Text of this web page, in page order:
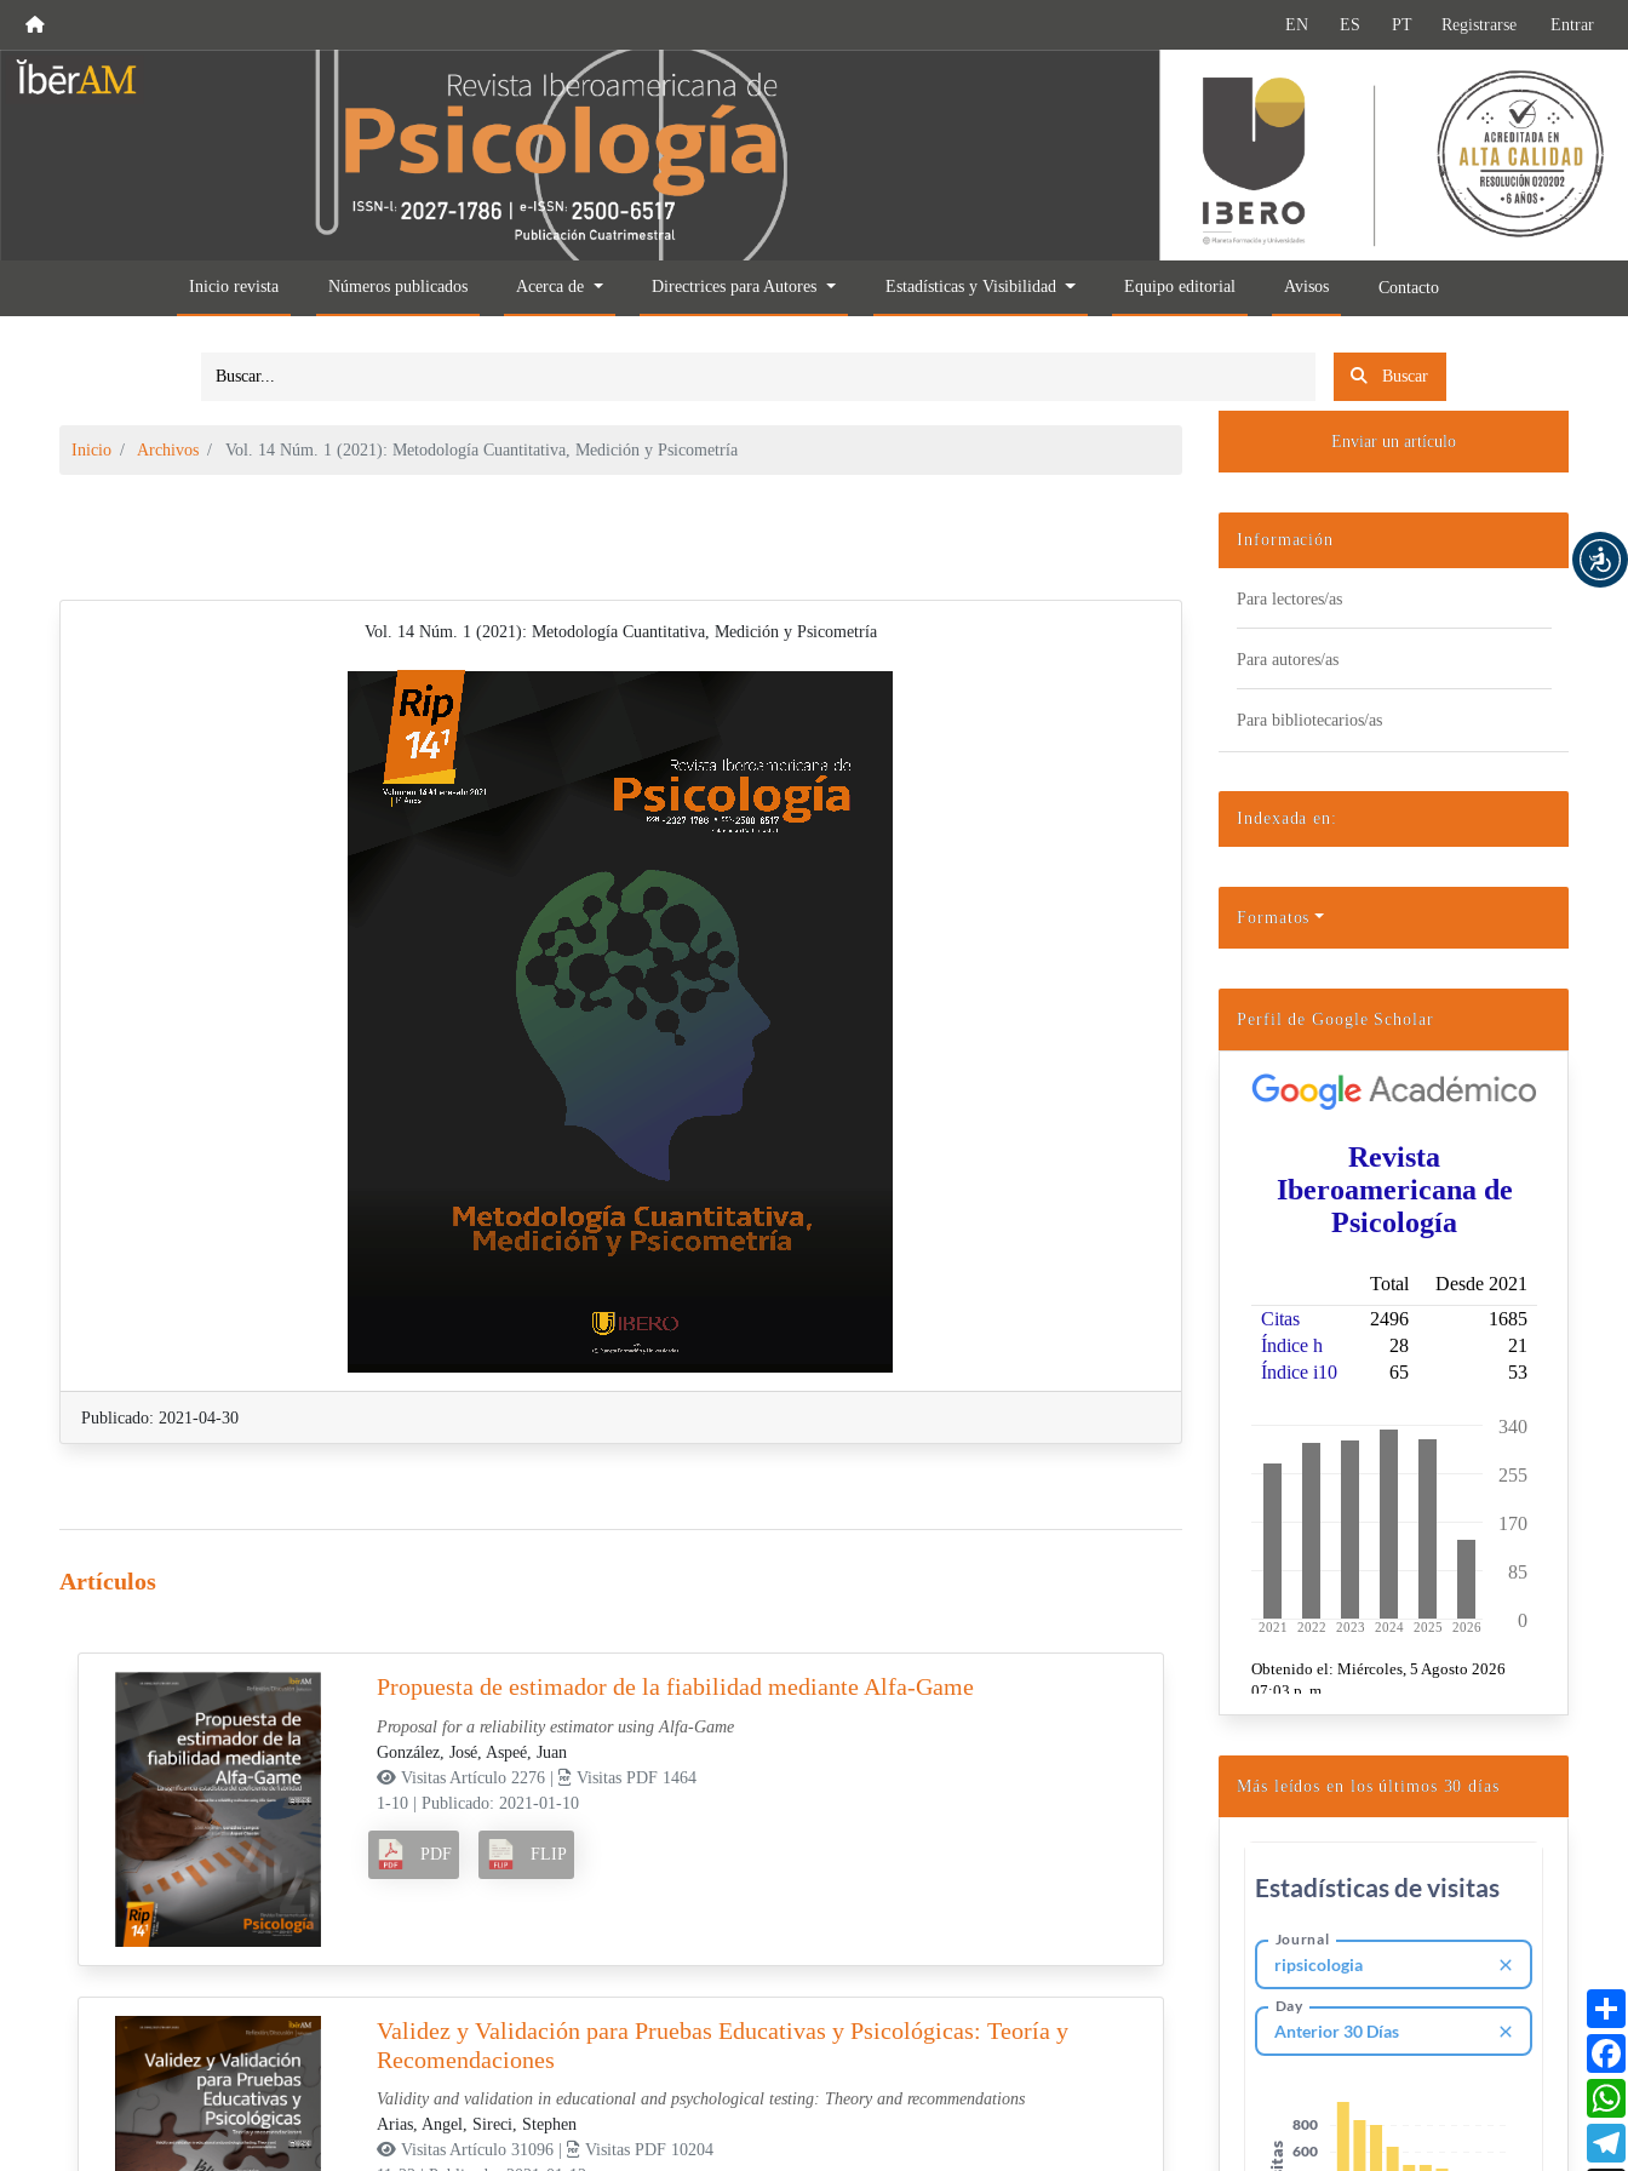
EN ES PT Registrarse Entrar
Inicio revista Números publicados Acerca de Directrices para Autores Estadísticas y Visibilidad Equipo editorial Avisos Contacto
Buscar
Inicio Archivos Vol. 14 Núm. 1 (2021): Metodología Cuantitativa, Medición y Psicometría
Vol. 14 Núm. 1 (2021): Metodología Cuantitativa, Medición y Psicometría
Publicado: 2021-04-30
Artículos
Propuesta de estimador de la fiabilidad mediante Alfa-Game
Proposal for a reliability estimator using Alfa-Game
González, José, Aspeé, Juan
Visitas Artículo 2276 |
Visitas PDF 1464
1-10 | Publicado: 2021-01-10
PDF FLIP
Validez y Validación para Pruebas Educativas y Psicológicas: Teoría y
Recomendaciones
Validity and validation in educational and psychological testing: Theory and recommendations
Arias, Angel, Sireci, Stephen
Visitas Artículo 31096 |
Visitas PDF 10204
Enviar un artículo
Información
Para lectores/as
Para autores/as
Para bibliotecarios/as
Indexada en:
Formatos
Perfil de Google Scholar
Más leídos en los últimos 30 días